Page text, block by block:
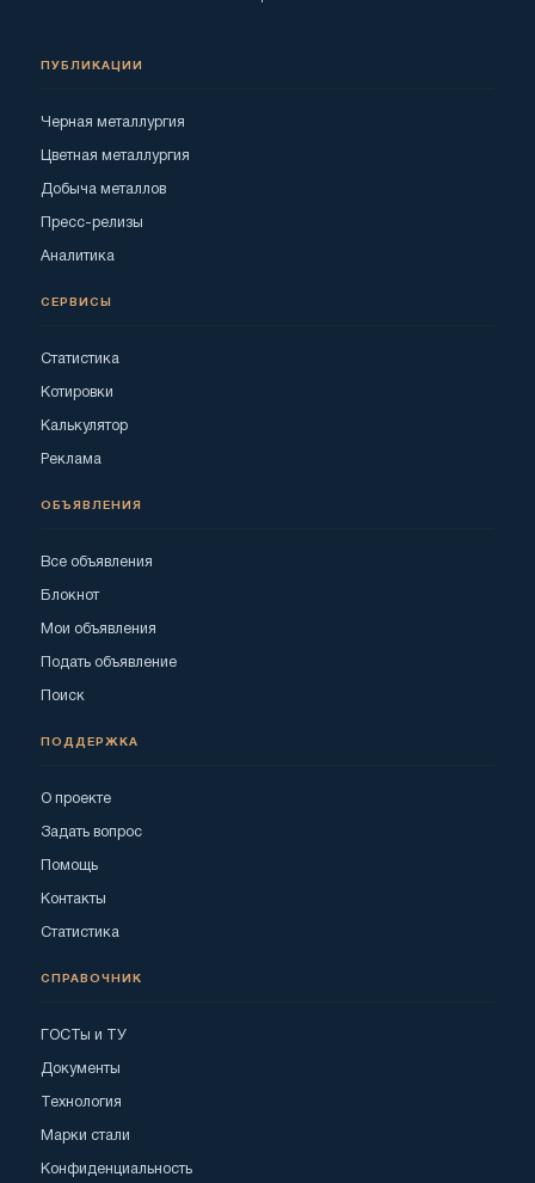
ПУБЛИКАЦИИ
Черная металлургия
Цветная металлургия
Добыча металлов
Пресс-релизы
Аналитика
СЕРВИСЫ
Статистика
Котировки
Калькулятор
Реклама
ОБЪЯВЛЕНИЯ
Все объявления
Блокнот
Мои объявления
Подать объявление
Поиск
ПОДДЕРЖКА
О проекте
Задать вопрос
Помощь
Контакты
Статистика
СПРАВОЧНИК
ГОСТы и ТУ
Документы
Технология
Марки стали
Конфиденциальность